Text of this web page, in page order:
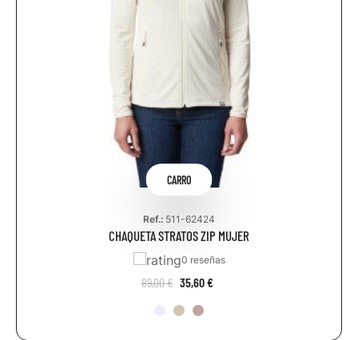
CARRO
Ref.: 511-62424
CHAQUETA STRATOS ZIP MUJER
0 reseñas
89,00 € 35,60 €